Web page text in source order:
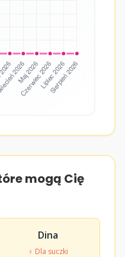
mogą Cię
Dina
♀ Dla suczki